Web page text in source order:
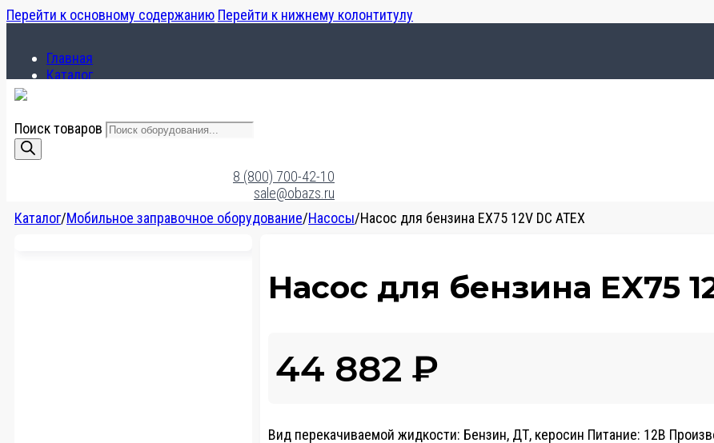
Перейти к основному содержанию Перейти к нижнему колонтитулу
Главная
Каталог
Поиск товаров
8 (800) 700-42-10
sale@obazs.ru
Каталог/Мобильное заправочное оборудование/Насосы/Насос для бензина EX75 12V DC ATEX
Насос для бензина EX75
44 882 ₽
Вид перекачиваемой жидкости: Бензин, ДТ, керосин Питание: 12В